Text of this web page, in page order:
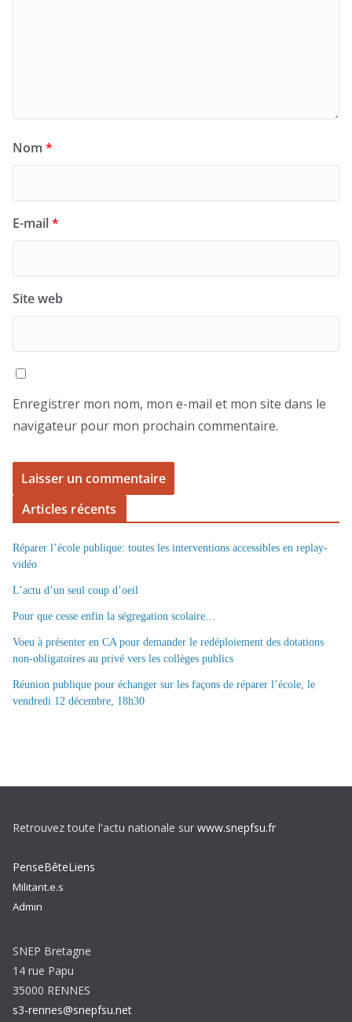
Nom *
E-mail*
Site web
Enregistrer mon nom, mon e-mail et mon site dans le
navigateur pour mon prochain commentaire.
Articles récents
Réparer l’école publique: toutes les interventions accessibles en replay-
vidéo
L’actu d’un seul coup d’oeil
Pour que cesse enfin la ségregation scolaire…
Voeu à présenter en CA pour demander le redéploiement des dotations
non-obligatoires au privé vers les collèges publics
Réunion publique pour échanger sur les façons de réparer l’école, le
vendredi 12 décembre, 18h30
Retrouvez toute l'actu nationale sur www.snepfsu.fr
PenseBêteLiens
Militant.e.s
Admin
SNEP Bretagne
14 rue Papu
35000 RENNES
s3-rennes@snepfsu.net